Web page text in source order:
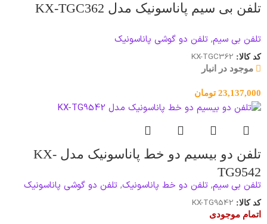
تلفن بی‌ سیم پاناسونیک مدل KX-TGC362
تلفن بی سیم, تلفن دو گوشی پاناسونیک
کد کالا: KX-TGC362
موجود در انبار
23,137,000 تومان
تلفن دو بیسیم دو خط پاناسونیک مدل KX-
TG9542
تلفن بی سیم, تلفن دو خط پاناسونیک, تلفن دو گوشی پاناسونیک
کد کالا: KX-TG9542
اتمام موجودی